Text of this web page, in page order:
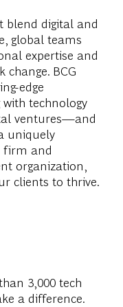
blend digital and
global teams
expertise and
change. BCG
edge
technology
ventures—and
uniquely
firm and
organization,
clients to thrive.
3,000 tech
a difference.